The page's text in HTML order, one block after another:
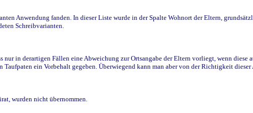
Anwendung fanden. In dieser Liste wurde in der Spalte Wohnort der Eltern,
Schreibvarianten.
in derartigen Fällen eine Abweichung zur Ortsangabe der Eltern vorliegt, wenn diese
ein Vorbehalt gegeben. Überwiegend kann man aber von der Richtigkeit dieser
wurden nicht übernommen.